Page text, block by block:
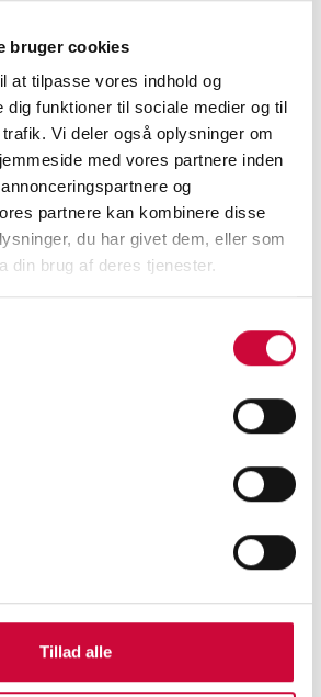
bruger cookies
at tilpasse vores indhold og
dig funktioner til sociale medier og til
Vi deler også oplysninger om
med vores partnere inden
og
partnere kan kombinere disse
du har givet dem, eller som
din brug af deres tjenester.
Tillad alle
US TODAY
more about our
parts!
CVR 34250316
FIND VEJ